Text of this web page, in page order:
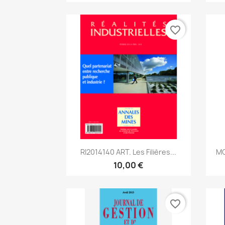
Aperçu rapide
RI2014140 ART. Les Filières...
10,00 €
favorite_border
favorite_border